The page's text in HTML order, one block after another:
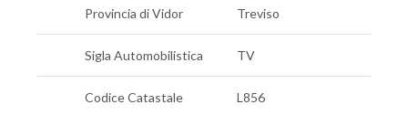
Provincia di Vidor Treviso
Sigla Automobilistica TV
Codice Catastale L856